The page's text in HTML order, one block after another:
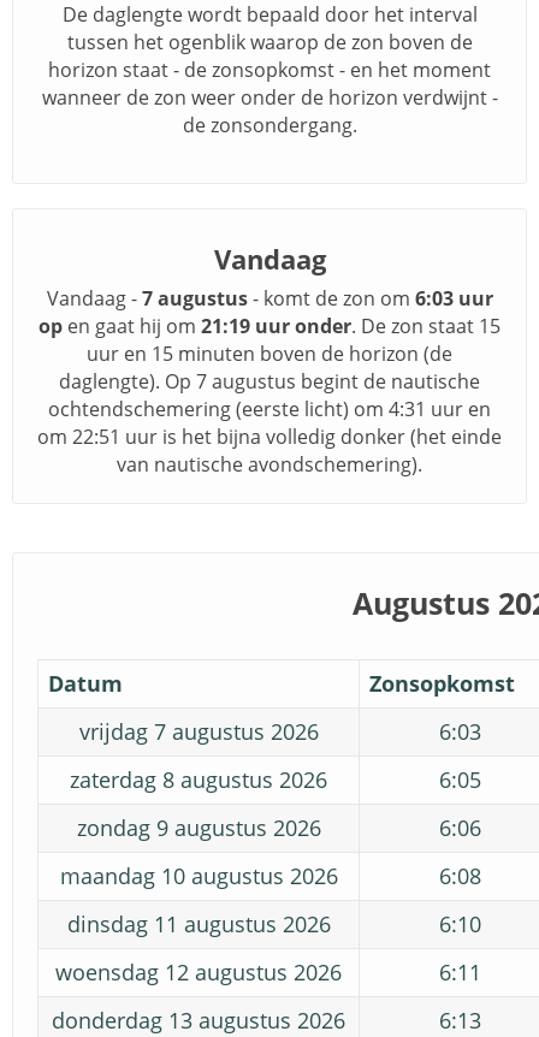
De daglengte wordt bepaald door het interval
tussen het ogenblik waarop de zon boven de
horizon staat - de zonsopkomst - en het moment
wanneer de zon weer onder de horizon verdwijnt -
de zonsondergang.
Vandaag
Vandaag -7 augustus- komt de zon om 6:03 uur
op en gaat hij om 21:19 uur onder. De zon staat 15
uur en 15 minuten boven de horizon (de
daglengte). Op 7 augustus begint de nautische
ochtendschemering (eerste licht) om 4:31 uur en
om 22:51 uur is het bijna volledig donker (het einde
van nautische avondschemering).
Augustus
Datum
Zonsopkomst
vrijdag 7 augustus 2026
6:03
zaterdag 8 augustus 2026
6:05
zondag 9 augustus 2026
6:06
maandag 10 augustus 2026
6:08
dinsdag 11 augustus 2026
6:10
woensdag 12 augustus 2026
6:11
donderdag 13 augustus 2026
6:13